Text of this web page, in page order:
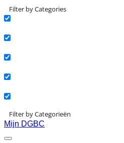
Filter by Categories
Filter by Categorieën
Mijn DGBC